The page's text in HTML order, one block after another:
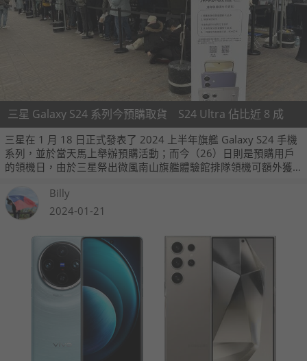
三星 Galaxy S24 系列今預購取貨 S24 Ultra 佔比近 8 成
三星在 1 月 18 日正式發表了 2024 上半年旗艦 Galaxy S24 手機
系列，並於當天馬上舉辦預購活動；而今（26）日則是預購用戶
的領機日，由於三星祭出微風南山旗艦體驗館排隊領機可額外獲
著寒流前來排隊領機，排隊第一名的林小姐甚至在 4 天前就已經
來排隊，順利搶得頭香。
Billy
2024-01-21